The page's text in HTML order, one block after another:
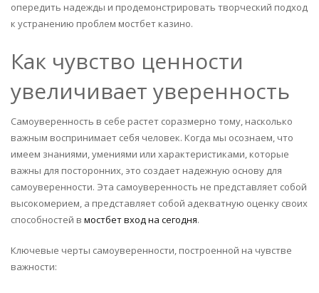
опередить надежды и продемонстрировать творческий подход
к устранению проблем мостбет казино.
Как чувство ценности
увеличивает уверенность
Самоуверенность в себе растет соразмерно тому, насколько
важным воспринимает себя человек. Когда мы осознаем, что
имеем знаниями, умениями или характеристиками, которые
важны для посторонних, это создает надежную основу для
самоуверенности. Эта самоуверенность не представляет собой
высокомерием, а представляет собой адекватную оценку своих
способностей в мостбет вход на сегодня.
Ключевые черты самоуверенности, построенной на чувстве
важности: